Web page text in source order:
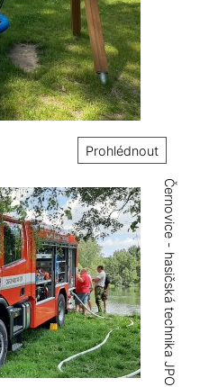
Prohlédnout
Černovice - hasičská technika JPO